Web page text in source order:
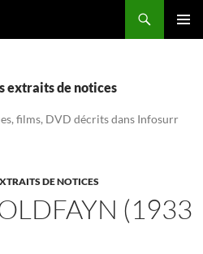
extraits de notices
films, DVD décrits dans Infosurr
DE NOTICES
(1933